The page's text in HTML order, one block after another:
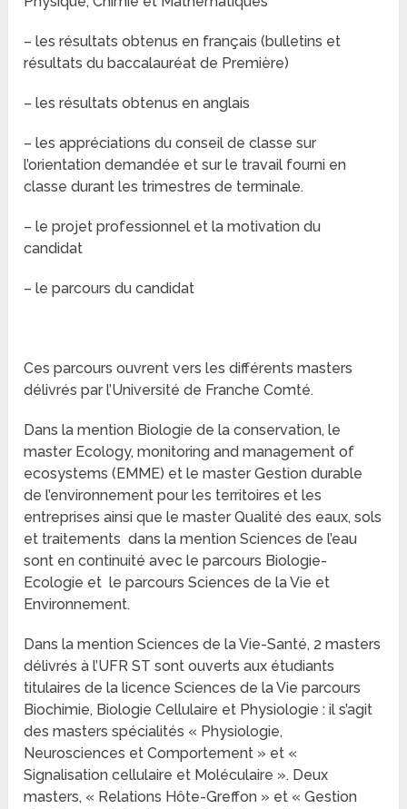
– les résultats obtenus en français (bulletins et
résultats du baccalauréat de Première)
– les résultats obtenus en anglais
– les appréciations du conseil de classe sur
l’orientation demandée et sur le travail fourni en
classe durant les trimestres de terminale.
– le projet professionnel et la motivation du
candidat
– le parcours du candidat
Ces parcours ouvrent vers les différents masters
délivrés par l’Université de Franche Comté.
Dans la mention Biologie de la conservation, le
master Ecology, monitoring and management of
ecosystems (EMME) et le master Gestion durable
de l’environnement pour les territoires et les
entreprises ainsi que le master Qualité des eaux, sols
et traitements dans la mention Sciences de l’eau
sont en continuité avec le parcours Biologie-
Ecologie et le parcours Sciences de la Vie et
Environnement.
Dans la mention Sciences de la Vie-Santé, 2 masters
délivrés à l’UFR ST sont ouverts aux étudiants
titulaires de la licence Sciences de la Vie parcours
Biochimie, Biologie Cellulaire et Physiologie : il s’agit
des masters spécialités « Physiologie,
Neurosciences et Comportement » et «
Signalisation cellulaire et Moléculaire ». Deux
masters, « Relations Hôte-Greffon » et « Gestion